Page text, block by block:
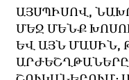
ԱՅՍՊԻՍՈՎ,
ՄԵՋ ՄԵՆՔ
ԵՎ ԱՅՆ ՄԱՍԻՆ,